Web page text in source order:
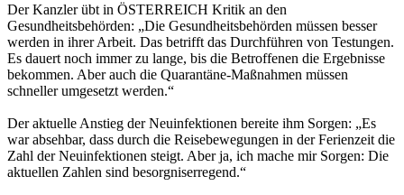
Der Kanzler übt in ÖSTERREICH Kritik an den
Gesundheitsbehörden: „Die Gesundheitsbehörden müssen besser
werden in ihrer Arbeit. Das betrifft das Durchführen von Testungen.
Es dauert noch immer zu lange, bis die Betroffenen die Ergebnisse
bekommen. Aber auch die Quarantäne-Maßnahmen müssen
schneller umgesetzt werden.“
Der aktuelle Anstieg der Neuinfektionen bereite ihm Sorgen: „Es
war absehbar, dass durch die Reisebewegungen in der Ferienzeit die
Zahl der Neuinfektionen steigt. Aber ja, ich mache mir Sorgen: Die
aktuellen Zahlen sind besorgniserregend.“